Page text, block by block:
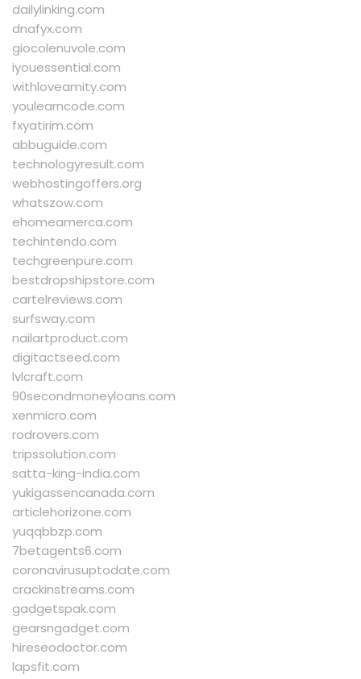
dailylinking.com
dnafyx.com
giocolenuvole.com
iyouessential.com
withloveamity.com
youlearncode.com
fxyatirim.com
abbuguide.com
technologyresult.com
webhostingoffers.org
whatszow.com
ehomeamerca.com
techintendo.com
techgreenpure.com
bestdropshipstore.com
cartelreviews.com
surfsway.com
nailartproduct.com
digitactseed.com
lvlcraft.com
90secondmoneyloans.com
xenmicro.com
rodrovers.com
tripssolution.com
satta-king-india.com
yukigassencanada.com
articlehorizone.com
yuqqbbzp.com
7betagents6.com
coronavirusuptodate.com
crackinstreams.com
gadgetspak.com
gearsngadget.com
hireseodoctor.com
lapsfit.com